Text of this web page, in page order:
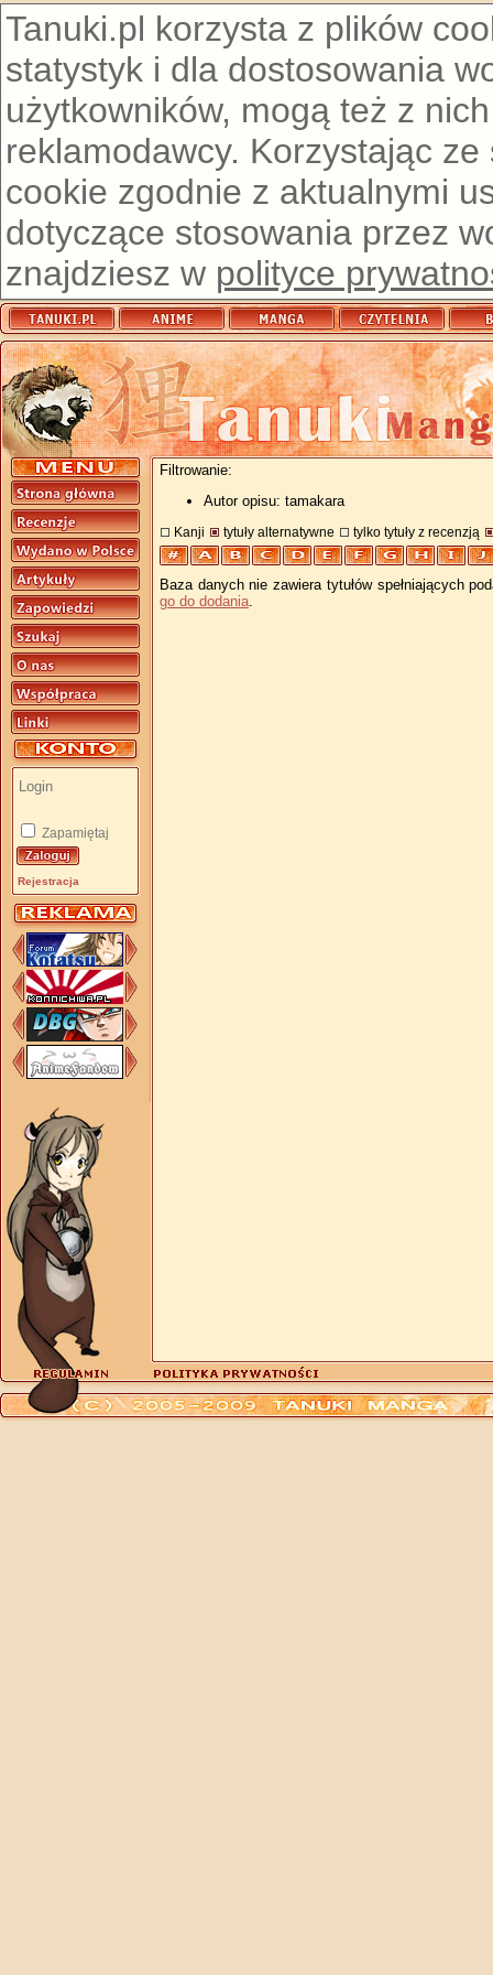
Tanuki.pl korzysta z plików
statystyk i dla dostosowania
użytkowników, mogą też z
reklamodawcy. Korzystając
cookie zgodnie z aktualnymi
dotyczące stosowania przez
znajdziesz w polityce
Zapamiętaj
Rejestracja
Filtrowanie:
Autor opisu: tamakara
Kanji tytuły alternatywne tylko tytuły z recenzją
Baza danych nie zawiera tytułów spełniających
go do dodania.